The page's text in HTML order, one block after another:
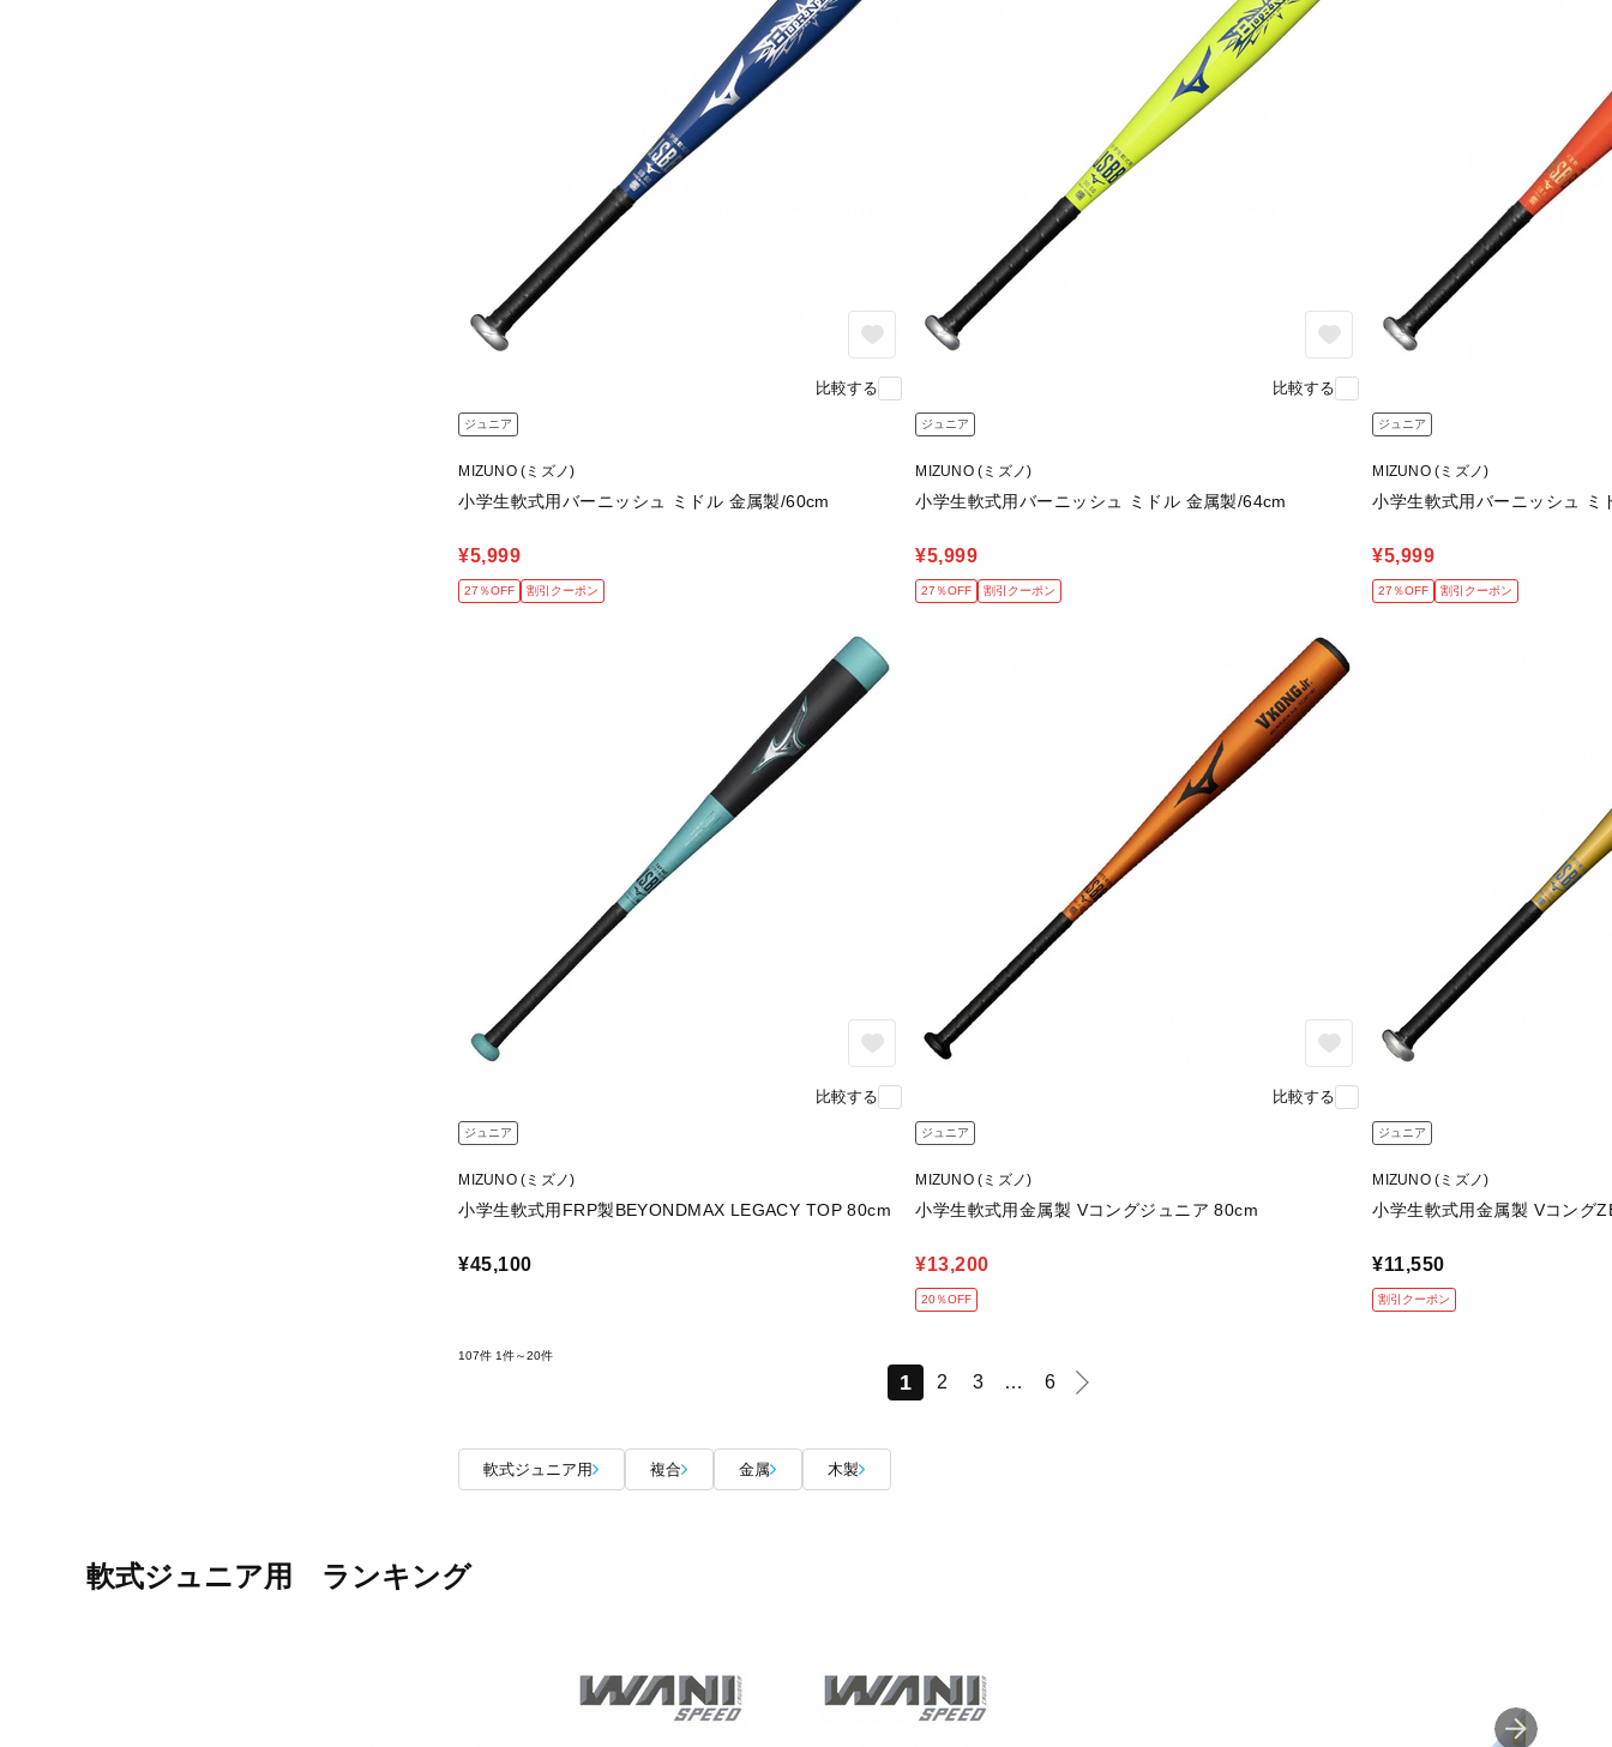
比較する
ジュニア
MIZUNO (ミズノ)
小学生軟式用バーニッシュ ミドル 金属製/60cm
¥5,999
27％OFF 割引クーポン
比較する
ジュニア
MIZUNO (ミズノ)
小学生軟式用バーニッシュ ミドル 金属製/64cm
¥5,999
27％OFF 割引クーポン
ジュニア
MIZUNO (ミズノ)
小学生軟式用バーニッシュ ミ
¥5,999
27％OFF 割引クーポン
比較する
ジュニア
MIZUNO (ミズノ)
小学生軟式用FRP製BEYONDMAX LEGACY TOP 80cm
¥45,100
比較する
ジュニア
MIZUNO (ミズノ)
小学生軟式用金属製 Vコングジュニア 80cm
¥13,200
20％OFF
ジュニア
MIZUNO (ミズノ)
小学生軟式用金属製 Vコング
¥11,550
割引クーポン
107件 1件～20件
1 2 3 … 6
軟式ジュニア用 複合 金属 木製
軟式ジュニア用 ランキング